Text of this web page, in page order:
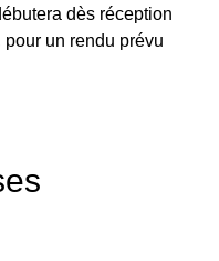
dès réception
un rendu prévu